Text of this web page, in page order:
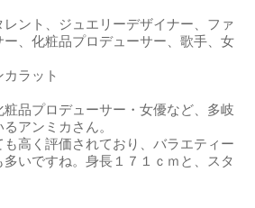
ント、ジュエリーデザイナー、ファ
、化粧品プロデューサー、歌手、女
ラット
品プロデューサー・女優など、多岐
アンミカさん。
高く評価されており、バラエティー
いですね。身長１７１ｃｍと、スタ